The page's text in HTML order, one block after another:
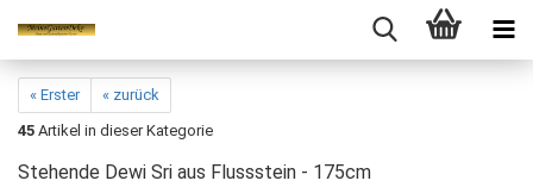
« Erster
« zurück
45 Artikel in dieser Kategorie
Stehende Dewi Sri aus Flussstein - 175cm